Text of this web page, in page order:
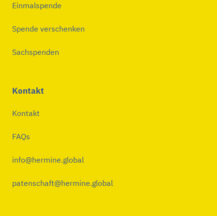
Einmalspende
Spende verschenken
Sachspenden
Kontakt
Kontakt
FAQs
info@hermine.global
patenschaft@hermine.global